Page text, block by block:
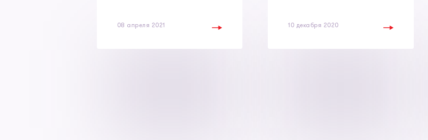
08 апреля 2021 10 декабря 2020